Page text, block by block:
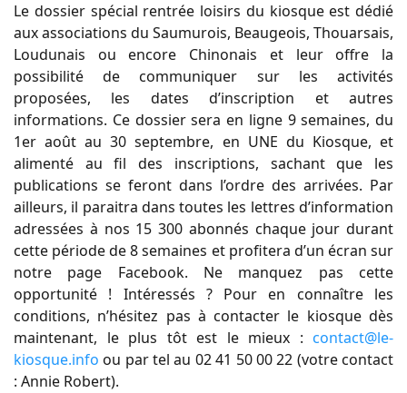
Le dossier spécial rentrée loisirs du kiosque est dédié
aux associations du Saumurois, Beaugeois, Thouarsais,
Loudunais ou encore Chinonais et leur offre la
possibilité de communiquer sur les activités
proposées, les dates d’inscription et autres
informations. Ce dossier sera en ligne 9 semaines, du
1er août au 30 septembre, en UNE du Kiosque, et
alimenté au fil des inscriptions, sachant que les
publications se feront dans l’ordre des arrivées. Par
ailleurs, il paraitra dans toutes les lettres d’information
adressées à nos 15 300 abonnés chaque jour durant
cette période de 8 semaines et profitera d’un écran sur
notre page Facebook. Ne manquez pas cette
opportunité ! Intéressés ? Pour en connaître les
conditions, n’hésitez pas à contacter le kiosque dès
maintenant, le plus tôt est le mieux : contact@le-
kiosque.info ou par tel au 02 41 50 00 22 (votre contact
: Annie Robert).